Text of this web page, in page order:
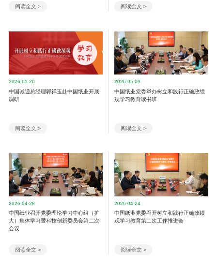
阅读全文 > 阅读全文 >
2026-05-20
中国诚通总经理郭祥玉赴中国纸业开展
调研
阅读全文 >
2026-05-09
中国纸业党委举办树立和践行正确政绩
观学习教育读书班
阅读全文 >
2026-04-28
中国纸业召开党委理论学习中心组（扩
大）集体学习暨科技创新委员会第二次
会议
阅读全文 >
2026-04-24
中国纸业党委召开树立和践行正确政绩
观学习教育第二次工作推进会
阅读全文 >